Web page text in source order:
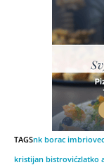
TAGSnk borac imbriovec
kristijan bistrovićzlatko